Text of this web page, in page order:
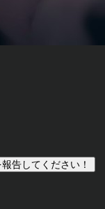
告してください！